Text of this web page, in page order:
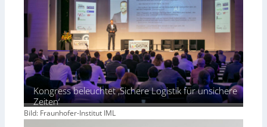
Kongress beleuchtet ‚Sichere Logistik für unsichere
Zeiten‘
Bild: Fraunhofer-Institut IML